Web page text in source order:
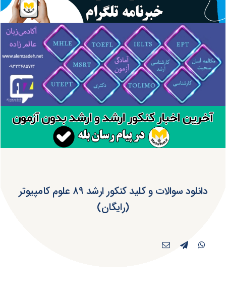
دانلود سوالات و کلید کنکور ارشد ۸۹ علوم کامپیوتر
(رایگان)